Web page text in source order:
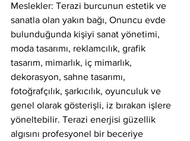
Meslekler: Terazi burcunun estetik ve
sanatla olan yakın bağı, Onuncu evde
bulunduğunda kişiyi sanat yönetimi,
moda tasarımı, reklamcılık, grafik
tasarım, mimarlık, iç mimarlık,
dekorasyon, sahne tasarımı,
fotoğrafçılık, şarkıcılık, oyunculuk ve
genel olarak gösterişli, iz bırakan işlere
yöneltebilir. Terazi enerjisi güzellik
algısını profesyonel bir beceriye